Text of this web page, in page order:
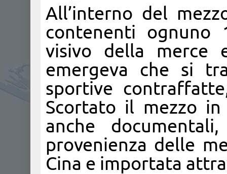
All’interno del
contenenti ognuno
visivo della merce
emergeva che si
sportive
Scortato il mezzo
anche
provenienza delle
Cina e importata